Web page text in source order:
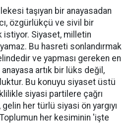
taşıyan bir anayasadan
özgürlükçü ve sivil bir
istiyor. Siyaset, milletin
Bu hasreti sonlandırmak
ve yapması gereken en
artık bir lüks değil,
Bu konuyu siyaset üstü
siyasi partilere çağrı
her türlü siyasi ön yargıyı
Toplumun her kesiminin 'işte